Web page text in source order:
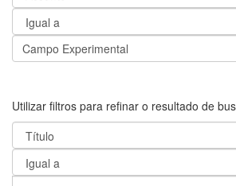
Utilizar filtros para refinar o resultado de